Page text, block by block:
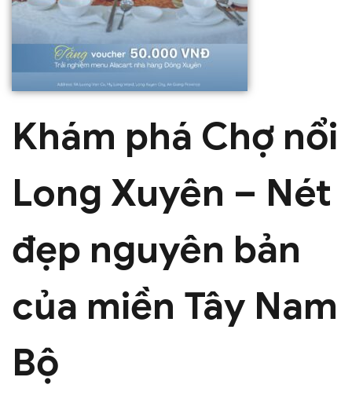
Khám phá Chợ nổi
Long Xuyên – Nét
đẹp nguyên bản
của miền Tây Nam
Bộ